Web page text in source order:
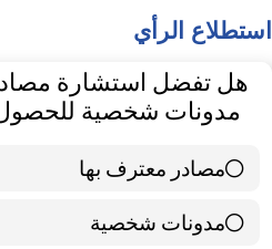
استطلاع الرأي
هل تفضل استشارة
مدونات شخصية
مصادر معترف بها
39 ( 65 % )
مدونات شخصية
21 ( 35 % )